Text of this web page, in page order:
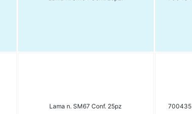
Lama n. SM67 Conf. 25pz 700435